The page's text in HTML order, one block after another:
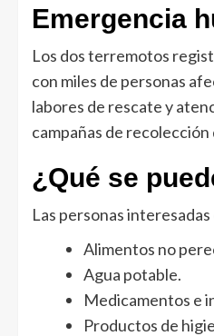
Emergencia
Los dos terremotos
con miles de personas
labores de rescate y
campañas de
¿Qué se
Las personas
Alimentos no
Agua potable.
Medicamentos e
Productos de